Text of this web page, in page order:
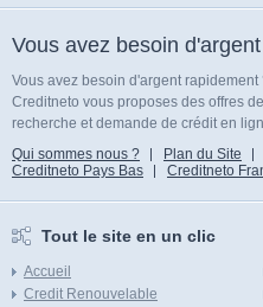
Vous avez besoin
Vous avez besoin d'argent
Creditneto vous proposes des offres
recherche et demande de crédit en
Qui sommes nous ?
Plan du Site
Creditneto Pays Bas
Creditneto
Tout le site en un clic
Accueil
Credit Renouvelable